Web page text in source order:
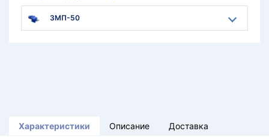
3МП-50
Характеристики Описание Доставка